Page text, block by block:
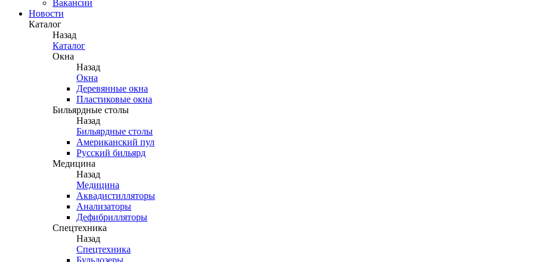
Вакансии
Новости
Каталог
Назад
Каталог
Окна
Назад
Окна
Деревянные окна
Пластиковые окна
Бильярдные столы
Назад
Бильярдные столы
Американский пул
Русский бильярд
Медицина
Назад
Медицина
Аквадистилляторы
Анализаторы
Дефибрилляторы
Спецтехника
Назад
Спецтехника
Бульдозеры